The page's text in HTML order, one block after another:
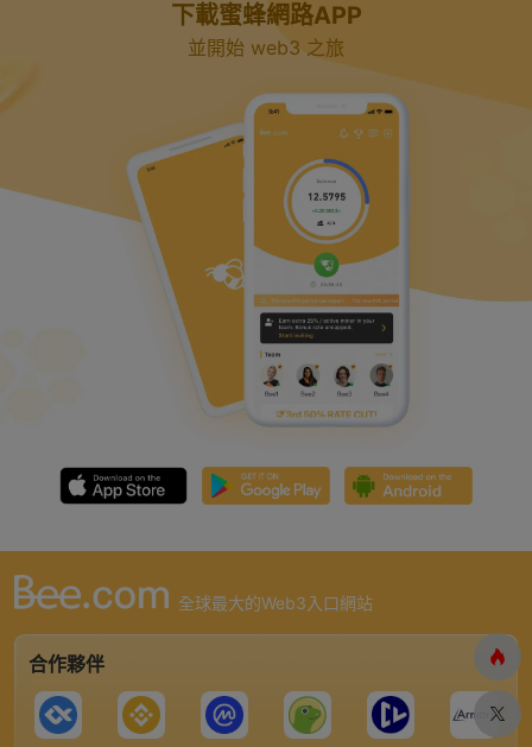
下載蜜蜂網路APP
並開始 web3 之旅
全球最大的Web3入口網站
合作夥伴